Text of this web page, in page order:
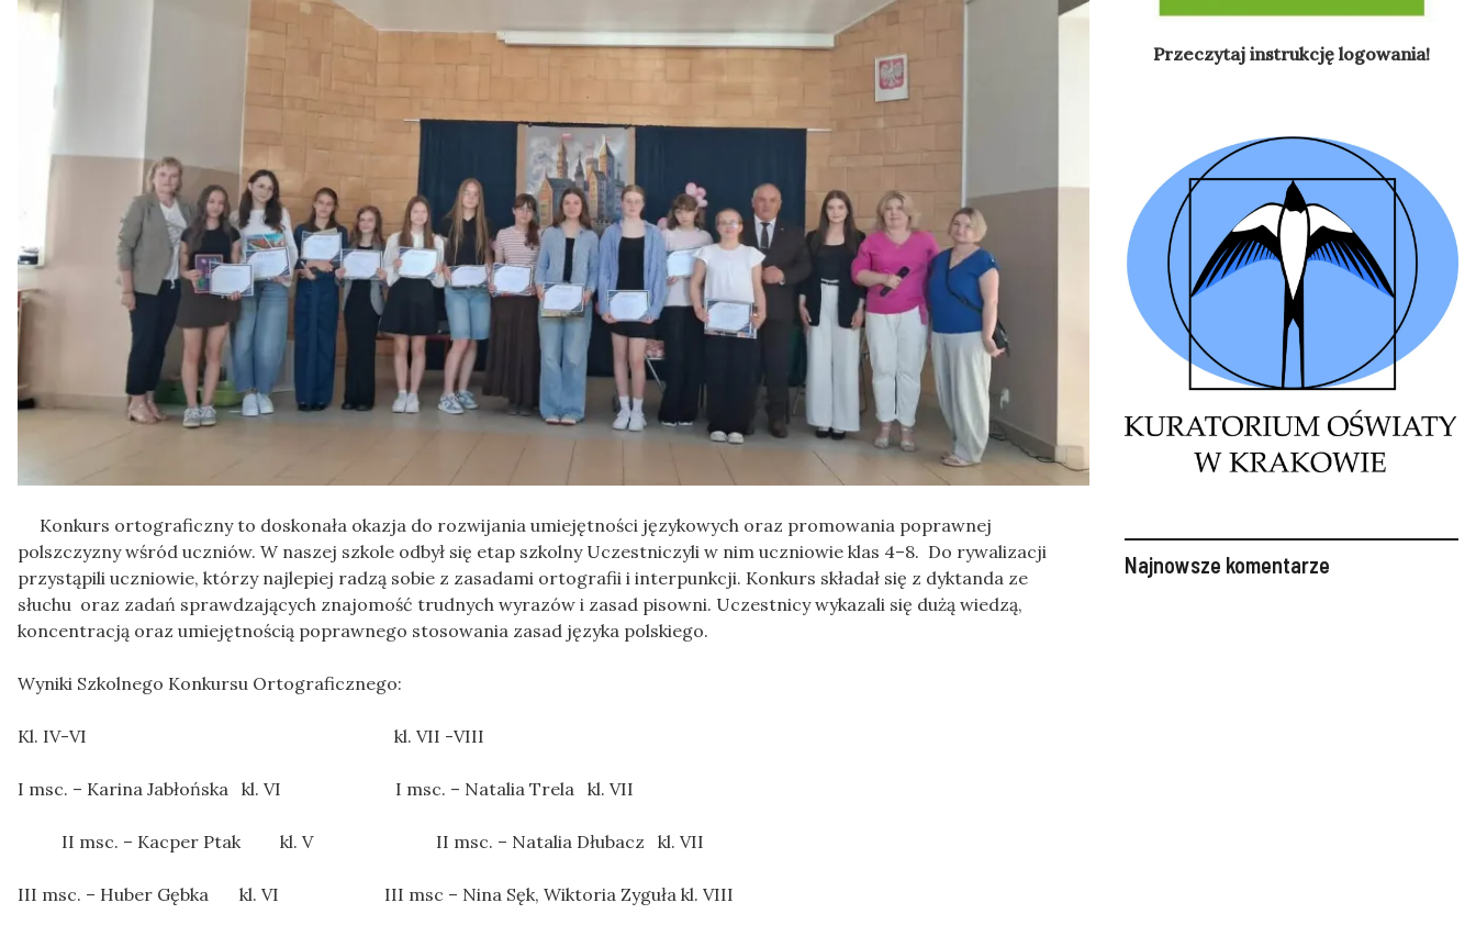
Konkurs ortograficzny to doskonała okazja do rozwijania umiejętności językowych oraz promowania poprawnej
polszczyzny wśród uczniów. W naszej szkole odbył się etap szkolny Uczestniczyli w nim uczniowie klas 4–8. Do rywalizacji
przystąpili uczniowie, którzy najlepiej radzą sobie z zasadami ortografii i interpunkcji. Konkurs składał się z dyktanda ze
słuchu oraz zadań sprawdzających znajomość trudnych wyrazów i zasad pisowni. Uczestnicy wykazali się dużą wiedzą,
koncentracją oraz umiejętnością poprawnego stosowania zasad języka polskiego.
Wyniki Szkolnego Konkursu Ortograficznego:
Kl. IV-VI kl. VII -VIII
I msc. – Karina Jabłońska kl. VI I msc. – Natalia Trela kl. VII
II msc. – Kacper Ptak kl. V II msc. – Natalia Dłubacz kl. VII
III msc. – Huber Gębka kl. VI III msc – Nina Sęk, Wiktoria Zyguła kl. VIII
Przeczytaj instrukcję logowania!
Najnowsze komentarze